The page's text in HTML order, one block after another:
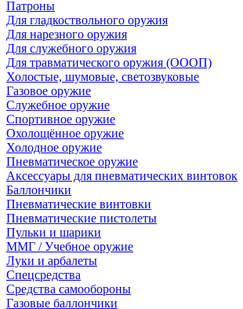
Патроны
Для гладкоствольного оружия
Для нарезного оружия
Для служебного оружия
Для травматического оружия (ОООП)
Холостые, шумовые, светозвуковые
Газовое оружие
Служебное оружие
Спортивное оружие
Охолощённое оружие
Холодное оружие
Пневматическое оружие
Аксессуары для пневматических винтовок
Баллончики
Пневматические винтовки
Пневматические пистолеты
Пульки и шарики
ММГ / Учебное оружие
Луки и арбалеты
Спецсредства
Средства самообороны
Газовые баллончики